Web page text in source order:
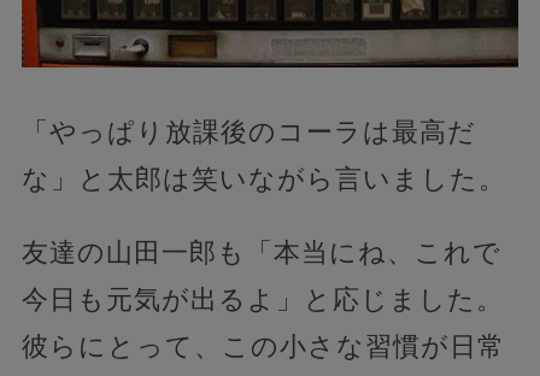
「やっぱり放課後のコーラは最高だ
な」と太郎は笑いながら言いました。
友達の山田一郎も「本当にね、これで
今日も元気が出るよ」と応じました。
彼らにとって、この小さな習慣が日常